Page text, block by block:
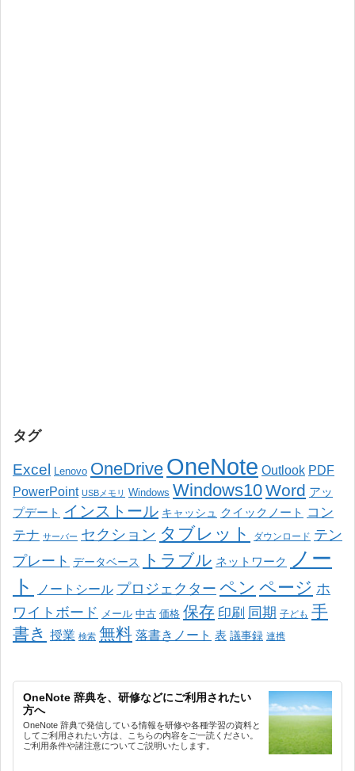
タグ
Excel Lenovo OneDrive OneNote Outlook PDF
PowerPoint USBメモリ Windows Windows10Word アッ
プデート インストール キャッシュ クイックノート コン
テナ サーバー セクション タブレット ダウンロード テン
プレート データベース トラブル ネットワーク
ノー
ト
ノートシール プロジェクター ペン ページ ホ
ワイトボード メール 中古 価格 保存 印刷 同期 子ども 手
書き 授業 検索 無料 落書きノート 表 議事録 連携
OneNote 辞典を、研修などにご利用されたい
方へ
OneNote 辞典で発信している情報を研修や各種学習の資料と
してご利用されたい方は、こちらの内容をご一読ください。
ご利用条件や諸注意についてご説明いたします。